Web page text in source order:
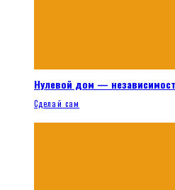
Нулевой дом —
Сделай сам